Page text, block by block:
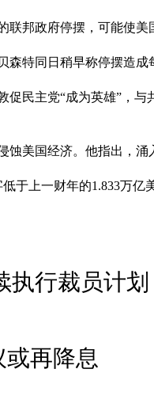
联邦政府停摆，可能使
特同日稍早称停摆造成
促民主党“成为英雄”，
蚀美国经济。他指出，
于上一财年的1.833万
执行裁员计划
再降息